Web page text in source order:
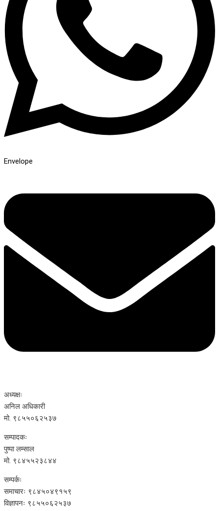
Envelope
अध्यक्षः
अनिल अधिकारी
मो. ९८५५०६२५३७
सम्पादकः
पुष्पा लम्साल
मो. ९८४५५२३८४४
सम्पर्कः
समाचारः ९८४५०४९१५९
विज्ञापनः ९८५५०६२५३७